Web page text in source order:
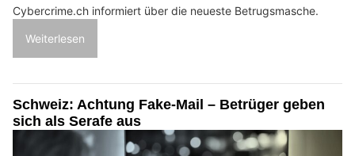
Cybercrime.ch informiert über die neueste Betrugsmasche.
Weiterlesen
Schweiz: Achtung Fake-Mail – Betrüger geben
sich als Serafe aus